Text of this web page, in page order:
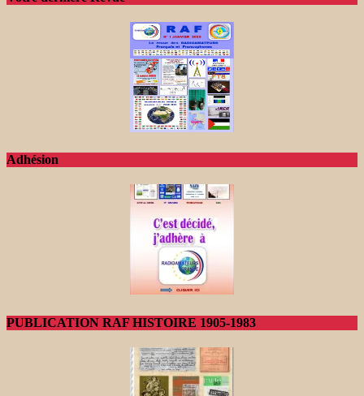
Adhésion
PUBLICATION RAF HISTOIRE 1905-1983